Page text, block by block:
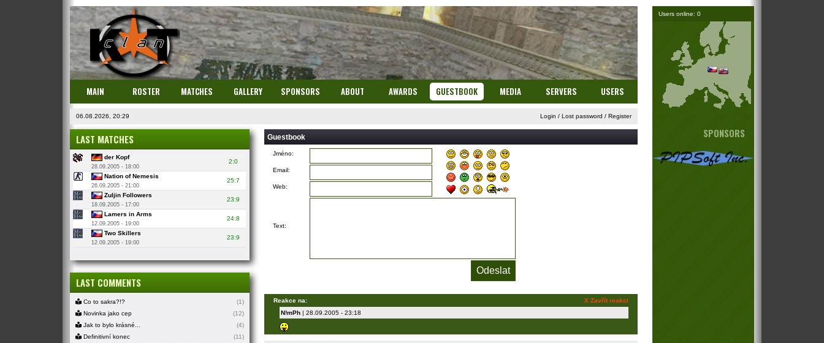
MAIN ROSTER MATCHES GALLERY SPONSORS ABOUT AWARDS GUESTBOOK MEDIA SERVERS USERS
06.08.2026, 20:29 Login / Lost password / Register
LAST MATCHES
der Kopf
28.09.2005 - 18:00
2:0
Nation of Nemesis
26.09.2005 - 21:00
25:7
Zuljin Followers
18.09.2005 - 17:00
23:9
Lamers in Arms
12.09.2005 - 19:00
24:8
Two Skillers
12.09.2005 - 19:00
23:9
LAST COMMENTS
Co to sakra?!?
(1)
Novinka jako cep
(12)
Jak to bylo krásné...
(4)
Definitivní konec
(11)
Guestbook
Jméno:
Email:
Web:
Text:
X Zavřít reakci
Reakce na:
N!mPh| 28.09.2005 - 23:18
Users online: 0
SPONSORS